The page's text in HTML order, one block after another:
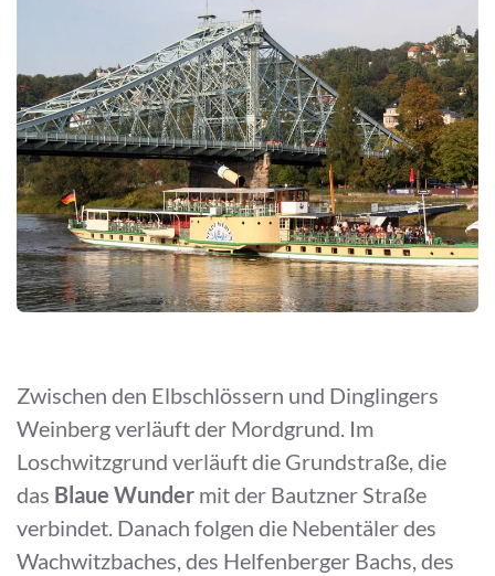
Zwischen den Elbschlössern und Dinglingers
Weinberg verläuft der Mordgrund. Im
Loschwitzgrund verläuft die Grundstraße, die
das Blaue Wunder mit der Bautzner Straße
verbindet. Danach folgen die Nebentäler des
Wachwitzbaches, des Helfenberger Bachs, des